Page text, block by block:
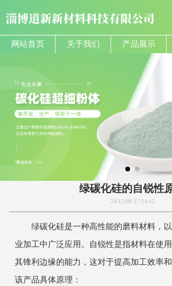
网站首页 关于我们 产品展示
绿碳化硅的自锐性
24/12/09 17:14:12
绿碳化硅是一种高性能的磨料材料，以
业加工中广泛应用。自锐性是指材料在使
其锋利边缘的能力，这对于提高加工效率
该产品具体原理：